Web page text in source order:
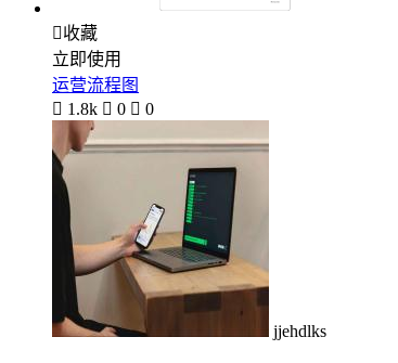
收藏
立即使用
运营流程图
 1.8k  0  0
jjehdlks